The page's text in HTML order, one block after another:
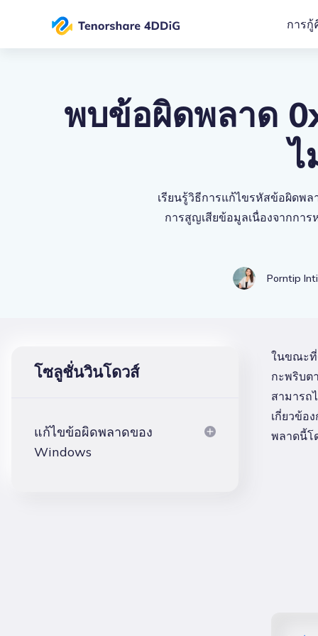
การกู้
ก
พบข้อผิดพลาด
ไ
เรียนรู้วิธีการแก้ไขรหัสข้อผิดพ
การสูญเสียข้อมูลเนื่องจากกา
Porntip
โซลูชั่นวินโดวส์
แก้ไขข้อผิดพลาดของ
Windows
ในขณะที่
กะพริบต
สามารถ
เกี่ยวข้อ
พลาดนี้โ